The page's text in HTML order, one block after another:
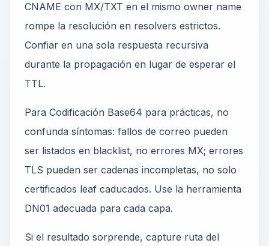
CNAME con MX/TXT en el mismo owner name
rompe la resolución en resolvers estrictos.
Confiar en una sola respuesta recursiva
durante la propagación en lugar de esperar el
TTL.
Para Codificación Base64 para prácticas, no
confunda síntomas: fallos de correo pueden
ser listados en blacklist, no errores MX; errores
TLS pueden ser cadenas incompletas, no solo
certificados leaf caducados. Use la herramienta
DN01 adecuada para cada capa.
Si el resultado sorprende, capture ruta del